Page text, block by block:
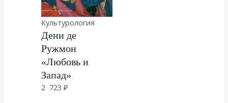
Культурология
Дени де
Ружмон
«Любовь и
Запад»
2 723 ₽